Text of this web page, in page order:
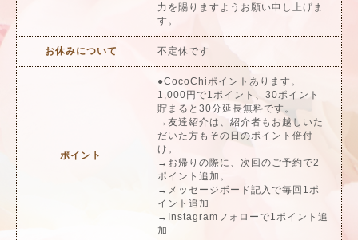
力を賜りますようお願い申し上げま
す。
お休みについて 不定休です
ポイント
●CocoChiポイントあります。
1,000円で1ポイント、30ポイント
貯まると30分延長無料です。
→友達紹介は、紹介者もお越しいた
だいた方もその日のポイント倍付
け。
→お帰りの際に、次回のご予約で2
ポイント追加。
→メッセージボード記入で毎回1ポ
イント追加
→Instagramフォローで1ポイント追
加